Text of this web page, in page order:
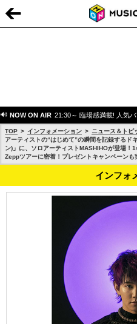
NOW ON AIR 21:30～ 臨場感満載! 人気
TOP インフォメーション
ニュース＆トピ
アーティストの“はじめて”の瞬間を記録するド
ン)」に、ソロアーティストMASHIHOが登場！
Zeppツアーに密着！プレゼントキャンペーンも
インフォ